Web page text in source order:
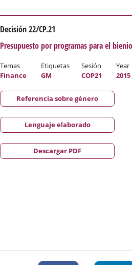
Decisión 22/CP.21
Presupuesto por programas para el
Temas
Finance
Etiquetas
GM
Sesión
COP21
Year
2015
Referencia sobre género
Lenguaje elaborado
Descargar PDF